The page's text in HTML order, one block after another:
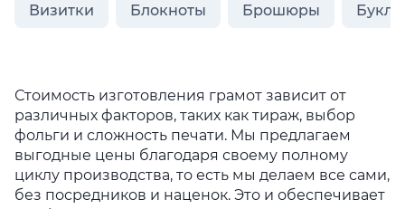
Визитки Блокноты Брошюры
Стоимость изготовления грамот зависит от
различных факторов, таких как тираж, выбор
фольги и сложность печати. Мы предлагаем
выгодные цены благодаря своему полному
циклу производства, то есть мы делаем все сами,
без посредников и наценок. Это и обеспечивает